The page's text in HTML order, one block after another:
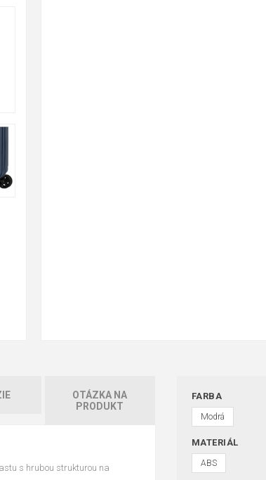
OTÁZKA NA
PRODUKT
s hrubou strukturou na
FARBA
Modrá
MATERIÁL
ABS